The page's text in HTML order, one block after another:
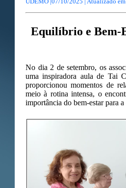
Equilíbrio e Bem-
No dia 2 de setembro, os
uma inspiradora aula de Tai
proporcionou momentos de
meio à rotina intensa, o
importância do bem-estar para